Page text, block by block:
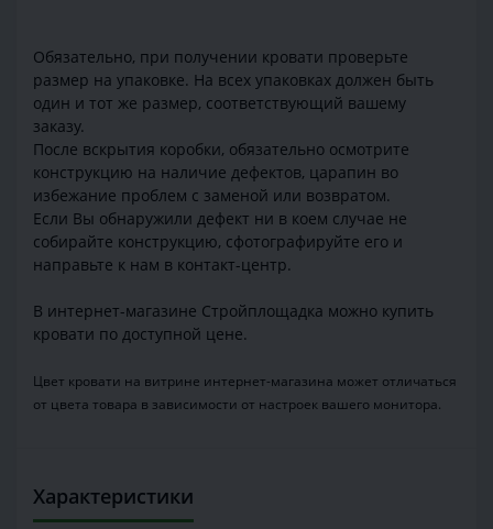
Обязательно, при получении кровати проверьте
размер на упаковке. На всех упаковках должен быть
один и тот же размер, соответствующий вашему
заказу.
После вскрытия коробки, обязательно осмотрите
конструкцию на наличие дефектов, царапин во
избежание проблем с заменой или возвратом.
Если Вы обнаружили дефект ни в коем случае не
собирайте конструкцию, сфотографируйте его и
направьте к нам в контакт-центр.
В интернет-магазине Стройплощадка можно купить
кровати по доступной цене.
Цвет кровати на витрине интернет-магазина может отличаться
от цвета товара в зависимости от настроек вашего монитора.
Характеристики